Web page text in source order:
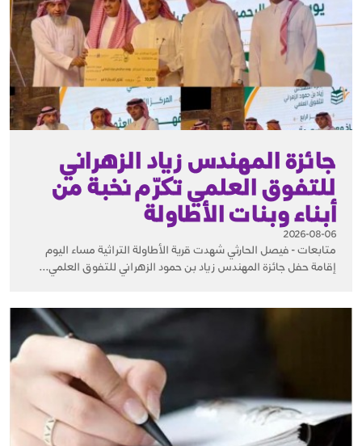
جائزة المهندس زياد الزهراني
للتفوق العلمي تكرّم نخبة من
أبناء وبنات الأطاولة
2026-08-06
متابعات - فيصل الحارثي شهدت قرية الأطاولة التراثية مساء اليوم
إقامة حفل جائزة المهندس زياد بن حمود الزهراني للتفوق العلمي...